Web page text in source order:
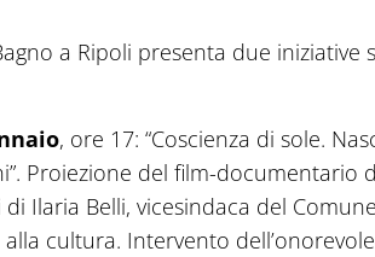
a Ripoli presenta due iniziative
, ore 17: “Coscienza di sole.
Proiezione del film-documentario
Ilaria Belli, vicesindaca del
cultura. Intervento